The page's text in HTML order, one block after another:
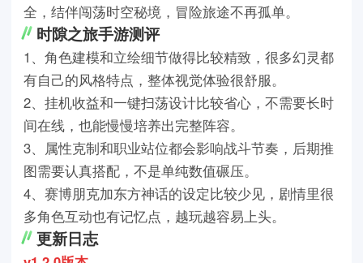
全，结伴闯荡时空秘境，冒险旅途不再孤单。
时隙之旅手游测评
1、角色建模和立绘细节做得比较精致，很多幻灵都
有自己的风格特点，整体视觉体验很舒服。
2、挂机收益和一键扫荡设计比较省心，不需要长时
间在线，也能慢慢培养出完整阵容。
3、属性克制和职业站位都会影响战斗节奏，后期推
图需要认真搭配，不是单纯数值碾压。
4、赛博朋克加东方神话的设定比较少见，剧情里很
多角色互动也有记忆点，越玩越容易上头。
更新日志